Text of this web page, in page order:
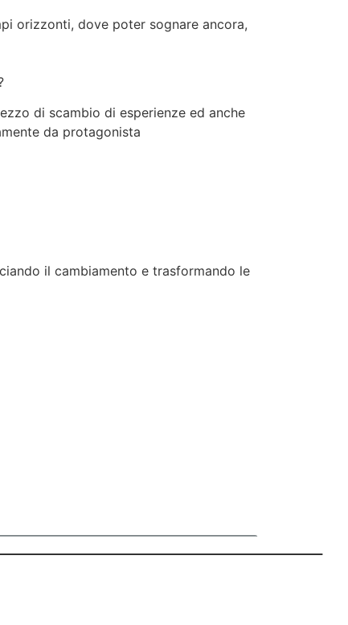
orizzonti, dove poter sognare ancora,
di scambio di esperienze ed anche
da protagonista
il cambiamento e trasformando le